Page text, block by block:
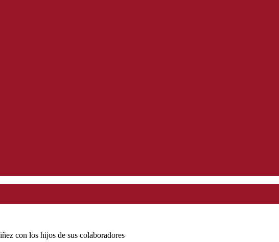
con los hijos de sus colaboradores